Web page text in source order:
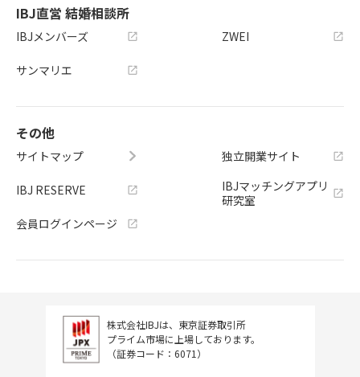
IBJ直営 結婚相談所
IBJメンバーズ
サンマリエ
ZWEI
その他
サイトマップ
IBJ RESERVE
会員ログインページ
独立開業サイト
IBJマッチングアプリ
研究室
株式会社IBJは、東京証券取引所
プライム市場に上場しております。
（証券コード：6071）